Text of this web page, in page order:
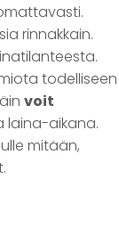
rinnakkain.
todelliseen
voit
laina-aikana.
mitään,